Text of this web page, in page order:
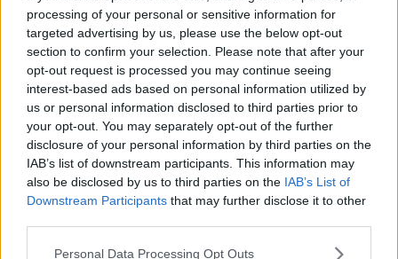
processing of your personal or sensitive information for
targeted advertising by us, please use the below opt-out
section to confirm your selection. Please note that after your
opt-out request is processed you may continue seeing
interest-based ads based on personal information utilized by
us or personal information disclosed to third parties prior to
your opt-out. You may separately opt-out of the further
disclosure of your personal information by third parties on the
IAB’s list of downstream participants. This information may
also be disclosed by us to third parties on the IAB’s List of
Downstream Participants that may further disclose it to other
Please note that this website/app uses one or more Google
Personal Data Processing Opt Outs
TAGGAR Allmänbildning Samtalsämnen
Klockor med tygarmband
Twitter vill att du skall